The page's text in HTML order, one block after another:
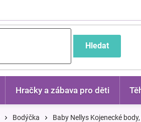
Hledat
Hračky a zábava pro děti
Bodýčka Baby Nellys Kojenecké